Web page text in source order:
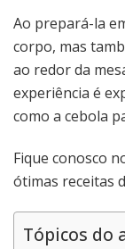
Ao prepará-la
corpo, mas
ao redor da
experiência é
como a cebola
Fique conosco
ótimas receitas
Tópicos do